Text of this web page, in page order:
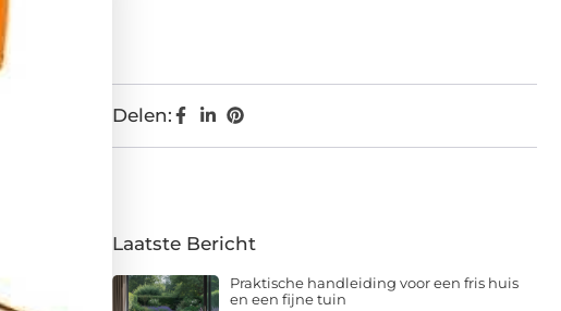
Delen:
Laatste Bericht
Praktische handleiding voor een fris huis
en een fijne tuin